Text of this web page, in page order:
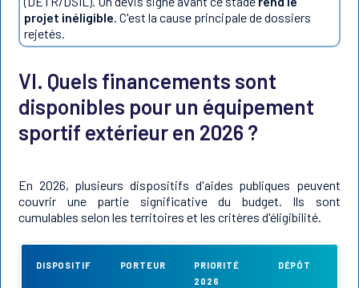
projet inéligible . C'est la cause principale de dossiers
rejetés.
VI. Quels financements sont
disponibles pour un équipement
sportif extérieur en 2026 ?
En 2026, plusieurs dispositifs d'aides publiques peuvent
couvrir une partie significative du budget. Ils sont
cumulables selon les territoires et les critères d'éligibilité.
DISPOSITIF PORTEUR
PRIORITÉ
2026
DÉPÔT